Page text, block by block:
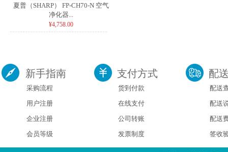
夏普（SHARP） FP-CH70-N 空气
净化器...
¥4,758.00
新手指南
采购流程
用户注册
企业注册
会员等级
支付方式
货到付款
在线支付
公司转账
发票制度
配
配送
配送
配送
签收